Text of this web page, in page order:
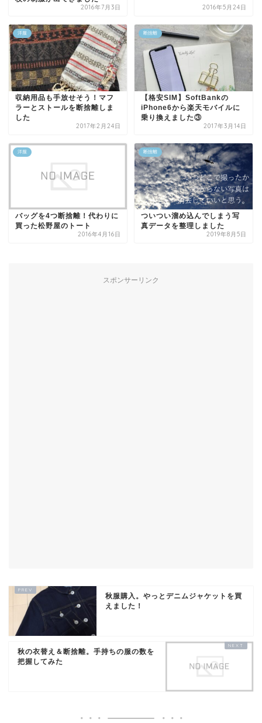
2016年7月3日 2016年5月24日
洋服
収納用品も手放せそう！マフ
ラーとストールを断捨離しま
した
2017年2月24日
断捨離
【格安SIM】SoftBankの
iPhone6から楽天モバイルに
乗り換えました③
2017年3月14日
洋服
バッグを4つ断捨離！代わりに
買った松野屋のトート
2016年4月16日
断捨離
ついつい溜め込んでしまう写
真データを整理しました
2019年8月5日
スポンサーリンク
秋服購入。やっとデニムジャケットを買
えました！
秋の衣替え＆断捨離。手持ちの服の数を
把握してみた